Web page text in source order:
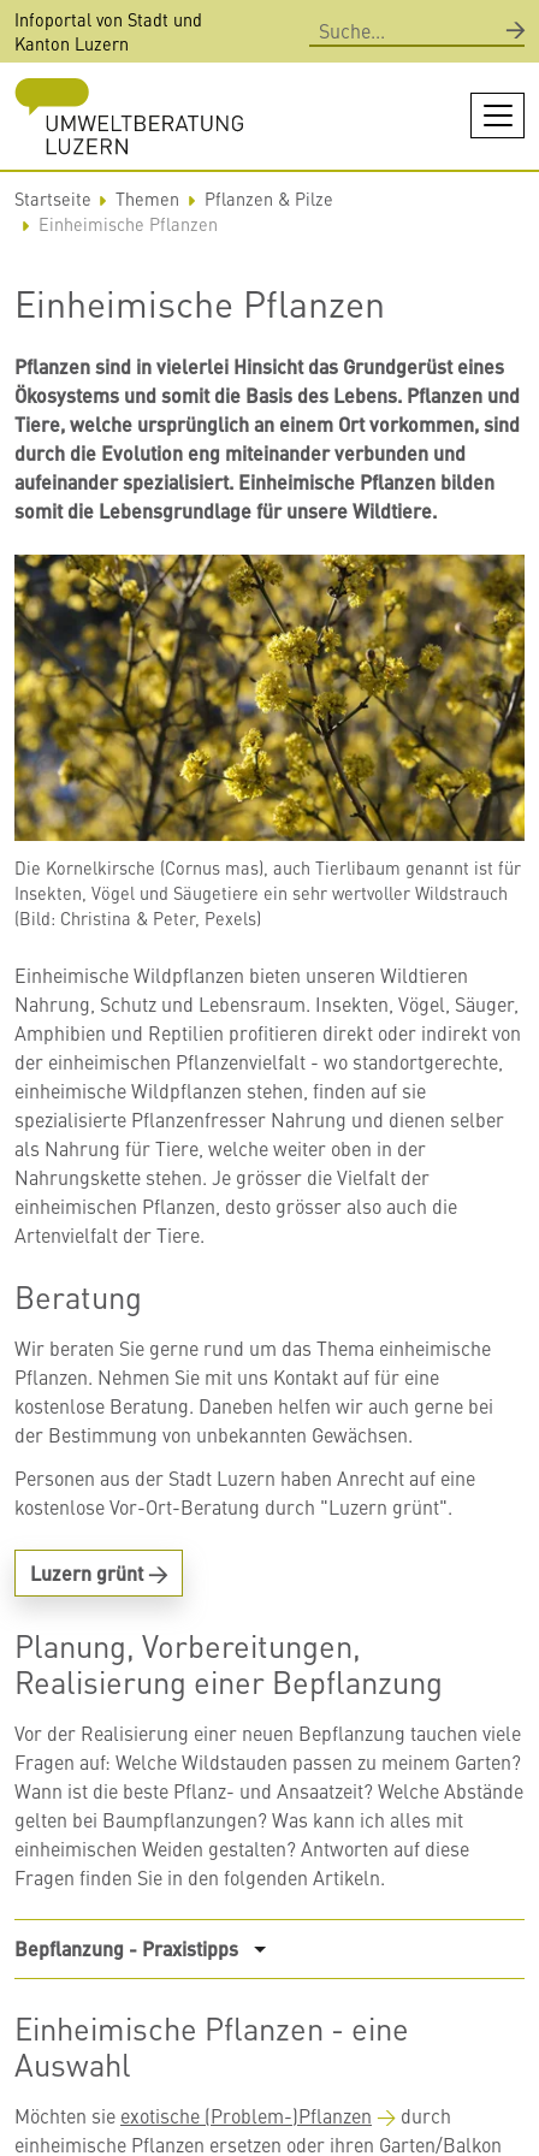
Direkt
zum
Inhalt
Infoportal von Stadt und
Kanton Luzern
Suche
Startseite Themen
Pflanzen & Pilze
Einheimische Pflanzen
Einheimische Pflanzen
Pflanzen sind in vielerlei Hinsicht das Grundgerüst eines
Ökosystems und somit die Basis des Lebens. Pflanzen und
Tiere, welche ursprünglich an einem Ort vorkommen, sind
durch die Evolution eng miteinander verbunden und
aufeinander spezialisiert. Einheimische Pflanzen bilden
somit die Lebensgrundlage für unsere Wildtiere.
Die Kornelkirsche (Cornus mas), auch Tierlibaum genannt ist für
Insekten, Vögel und Säugetiere ein sehr wertvoller Wildstrauch
(Bild: Christina & Peter, Pexels)
Einheimische Wildpflanzen bieten unseren Wildtieren
Nahrung, Schutz und Lebensraum. Insekten, Vögel, Säuger,
Amphibien und Reptilien profitieren direkt oder indirekt von
der einheimischen Pflanzenvielfalt - wo standortgerechte,
einheimische Wildpflanzen stehen, finden auf sie
spezialisierte Pflanzenfresser Nahrung und dienen selber
als Nahrung für Tiere, welche weiter oben in der
Nahrungskette stehen. Je grösser die Vielfalt der
einheimischen Pflanzen, desto grösser also auch die
Artenvielfalt der Tiere.
Beratung
Wir beraten Sie gerne rund um das Thema einheimische
Pflanzen. Nehmen Sie mit uns Kontakt auf für eine
kostenlose Beratung. Daneben helfen wir auch gerne bei
der Bestimmung von unbekannten Gewächsen.
Personen aus der Stadt Luzern haben Anrecht auf eine
kostenlose Vor-Ort-Beratung durch "Luzern grünt".
Luzern grünt
Planung, Vorbereitungen,
Realisierung einer Bepflanzung
Vor der Realisierung einer neuen Bepflanzung tauchen viele
Fragen auf: Welche Wildstauden passen zu meinem Garten?
Wann ist die beste Pflanz- und Ansaatzeit? Welche Abstände
gelten bei Baumpflanzungen? Was kann ich alles mit
einheimischen Weiden gestalten? Antworten auf diese
Fragen finden Sie in den folgenden Artikeln.
Bepflanzung - Praxistipps
Einheimische Pflanzen - eine
Auswahl
Möchten sie exotische (Problem-)Pflanzen
durch
einheimische Pflanzen ersetzen oder ihren Garten/Balkon